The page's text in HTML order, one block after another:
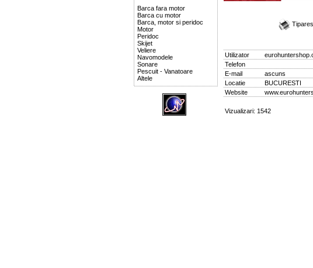
Barca fara motor
Barca cu motor
Barca, motor si peridoc
Motor
Peridoc
Skijet
Veliere
Navomodele
Sonare
Pescuit - Vanatoare
Altele
Utilizator
Telefon
E-mail
ascuns
Locatie
BUCURESTI
Website
Vizualizari: 1542